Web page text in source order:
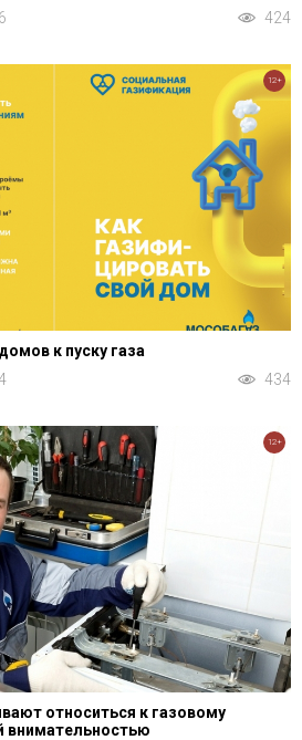
424
к пуску газа
434
12+
относиться к газовому
внимательностью
12+